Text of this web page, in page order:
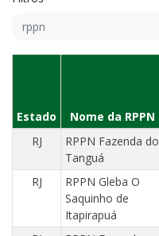
Estado Nome da RPPN
RJ
RPPN Fazenda do
Tanguá
RJ
RPPN Gleba O
Saquinho de
Itapirapuá